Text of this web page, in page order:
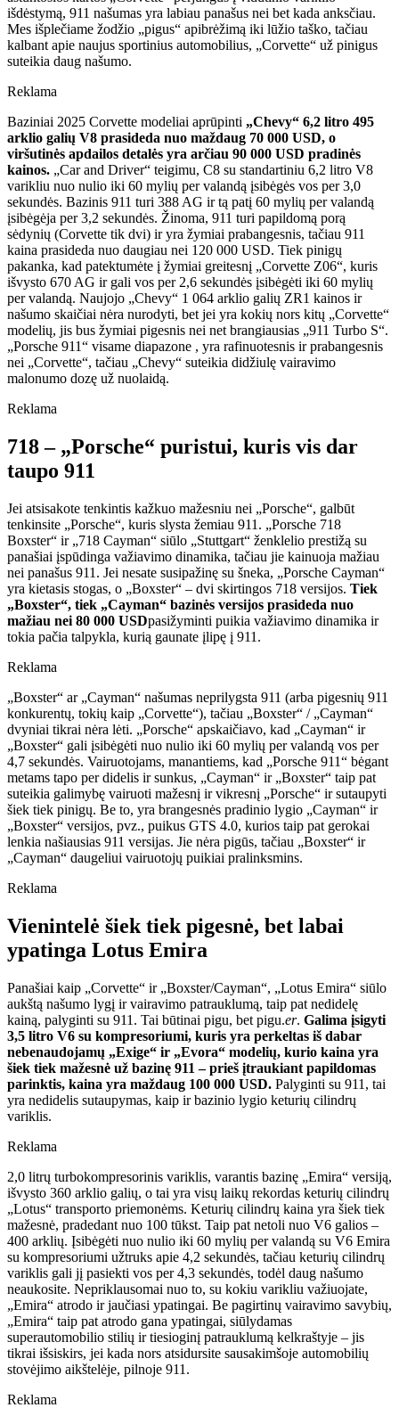
išdėstymą, 911 našumas yra labiau panašus nei bet kada anksčiau.
Mes išplečiame žodžio „pigus“ apibrėžimą iki lūžio taško, tačiau
kalbant apie naujus sportinius automobilius, „Corvette“ už pinigus
suteikia daug našumo.
Reklama
Baziniai 2025 Corvette modeliai aprūpinti „Chevy“ 6,2 litro 495
arklio galių V8 prasideda nuo maždaug 70 000 USD, o
viršutinės apdailos detalės yra arčiau 90 000 USD pradinės
kainos. „Car and Driver“ teigimu, C8 su standartiniu 6,2 litro V8
varikliu nuo nulio iki 60 mylių per valandą įsibėgės vos per 3,0
sekundės. Bazinis 911 turi 388 AG ir tą patį 60 mylių per valandą
įsibėgėja per 3,2 sekundės. Žinoma, 911 turi papildomą porą
sėdynių (Corvette tik dvi) ir yra žymiai prabangesnis, tačiau 911
kaina prasideda nuo daugiau nei 120 000 USD. Tiek pinigų
pakanka, kad patektumėte į žymiai greitesnį „Corvette Z06“, kuris
išvysto 670 AG ir gali vos per 2,6 sekundės įsibėgėti iki 60 mylių
per valandą. Naujojo „Chevy“ 1 064 arklio galių ZR1 kainos ir
našumo skaičiai nėra nurodyti, bet jei yra kokių nors kitų „Corvette“
modelių, jis bus žymiai pigesnis nei net brangiausias „911 Turbo S“.
„Porsche 911“ visame diapazone , yra rafinuotesnis ir prabangesnis
nei „Corvette“, tačiau „Chevy“ suteikia didžiulę vairavimo
malonumo dozę už nuolaidą.
Reklama
718 – „Porsche“ puristui, kuris vis dar
taupo 911
Jei atsisakote tenkintis kažkuo mažesniu nei „Porsche“, galbūt
tenkinsite „Porsche“, kuris slysta žemiau 911. „Porsche 718
Boxster“ ir „718 Cayman“ siūlo „Stuttgart“ ženklelio prestižą su
panašiai įspūdinga važiavimo dinamika, tačiau jie kainuoja mažiau
nei panašus 911. Jei nesate susipažinę su šneka, „Porsche Cayman“
yra kietasis stogas, o „Boxster“ – dvi skirtingos 718 versijos. Tiek
„Boxster“, tiek „Cayman“ bazinės versijos prasideda nuo
mažiau nei 80 000 USDpasižyminti puikia važiavimo dinamika ir
tokia pačia talpykla, kurią gaunate įlipę į 911.
Reklama
„Boxster“ ar „Cayman“ našumas neprilygsta 911 (arba pigesnių 911
konkurentų, tokių kaip „Corvette“), tačiau „Boxster“ / „Cayman“
dvyniai tikrai nėra lėti. „Porsche“ apskaičiavo, kad „Cayman“ ir
„Boxster“ gali įsibėgėti nuo nulio iki 60 mylių per valandą vos per
4,7 sekundės. Vairuotojams, manantiems, kad „Porsche 911“ bėgant
metams tapo per didelis ir sunkus, „Cayman“ ir „Boxster“ taip pat
suteikia galimybę vairuoti mažesnį ir vikresnį „Porsche“ ir sutaupyti
šiek tiek pinigų. Be to, yra brangesnės pradinio lygio „Cayman“ ir
„Boxster“ versijos, pvz., puikus GTS 4.0, kurios taip pat gerokai
lenkia našiausias 911 versijas. Jie nėra pigūs, tačiau „Boxster“ ir
„Cayman“ daugeliui vairuotojų puikiai pralinksmins.
Reklama
Vienintelė šiek tiek pigesnė, bet labai
ypatinga Lotus Emira
Panašiai kaip „Corvette“ ir „Boxster/Cayman“, „Lotus Emira“ siūlo
aukštą našumo lygį ir vairavimo patrauklumą, taip pat nedidelę
kainą, palyginti su 911. Tai būtinai pigu, bet pigu.er. Galima įsigyti
3,5 litro V6 su kompresoriumi, kuris yra perkeltas iš dabar
nebenaudojamų „Exige“ ir „Evora“ modelių, kurio kaina yra
šiek tiek mažesnė už bazinę 911 – prieš įtraukiant papildomas
parinktis, kaina yra maždaug 100 000 USD. Palyginti su 911, tai
yra nedidelis sutaupymas, kaip ir bazinio lygio keturių cilindrų
variklis.
Reklama
2,0 litrų turbokompresorinis variklis, varantis bazinę „Emira“ versiją,
išvysto 360 arklio galių, o tai yra visų laikų rekordas keturių cilindrų
„Lotus“ transporto priemonėms. Keturių cilindrų kaina yra šiek tiek
mažesnė, pradedant nuo 100 tūkst. Taip pat netoli nuo V6 galios –
400 arklių. Įsibėgėti nuo nulio iki 60 mylių per valandą su V6 Emira
su kompresoriumi užtruks apie 4,2 sekundės, tačiau keturių cilindrų
variklis gali jį pasiekti vos per 4,3 sekundės, todėl daug našumo
neaukosite. Nepriklausomai nuo to, su kokiu varikliu važiuojate,
„Emira“ atrodo ir jaučiasi ypatingai. Be pagirtinų vairavimo savybių,
„Emira“ taip pat atrodo gana ypatingai, siūlydamas
superautomobilio stilių ir tiesioginį patrauklumą kelkraštyje – jis
tikrai išsiskirs, jei kada nors atsidursite sausakimšoje automobilių
stovėjimo aikštelėje, pilnoje 911.
Reklama